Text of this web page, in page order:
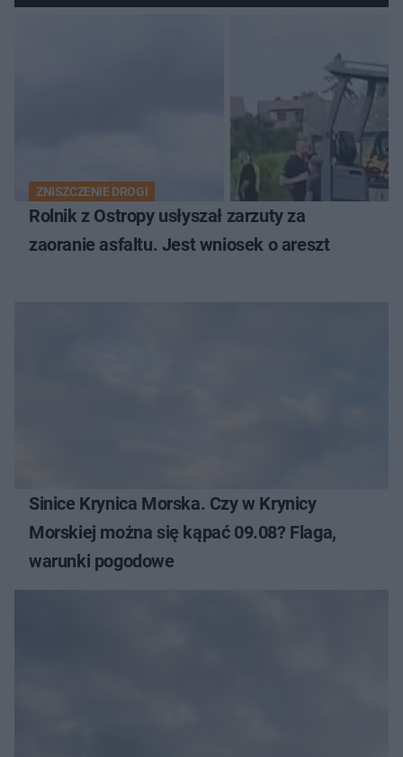
zdecyduje sąd rodzinny
ZNISZCZENIE DROGI
Rolnik z Ostropy usłyszał zarzuty za
zaoranie asfaltu. Jest wniosek o areszt
Sinice Krynica Morska. Czy w Krynicy
Morskiej można się kąpać 09.08? Flaga,
warunki pogodowe